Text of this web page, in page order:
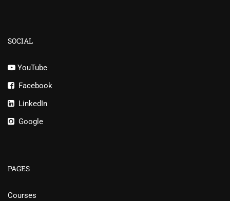
SOCIAL
YouTube
Facebook
LinkedIn
Google
PAGES
Courses